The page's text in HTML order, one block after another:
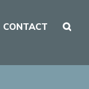
CONTACT